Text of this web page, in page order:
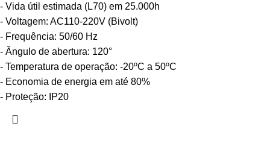
- Vida útil estimada (L70) em 25.000h
- Voltagem: AC110-220V (Bivolt)
- Frequência: 50/60 Hz
- Ângulo de abertura: 120°
- Temperatura de operação: -20ºC a 50ºC
- Economia de energia em até 80%
- Proteção: IP20